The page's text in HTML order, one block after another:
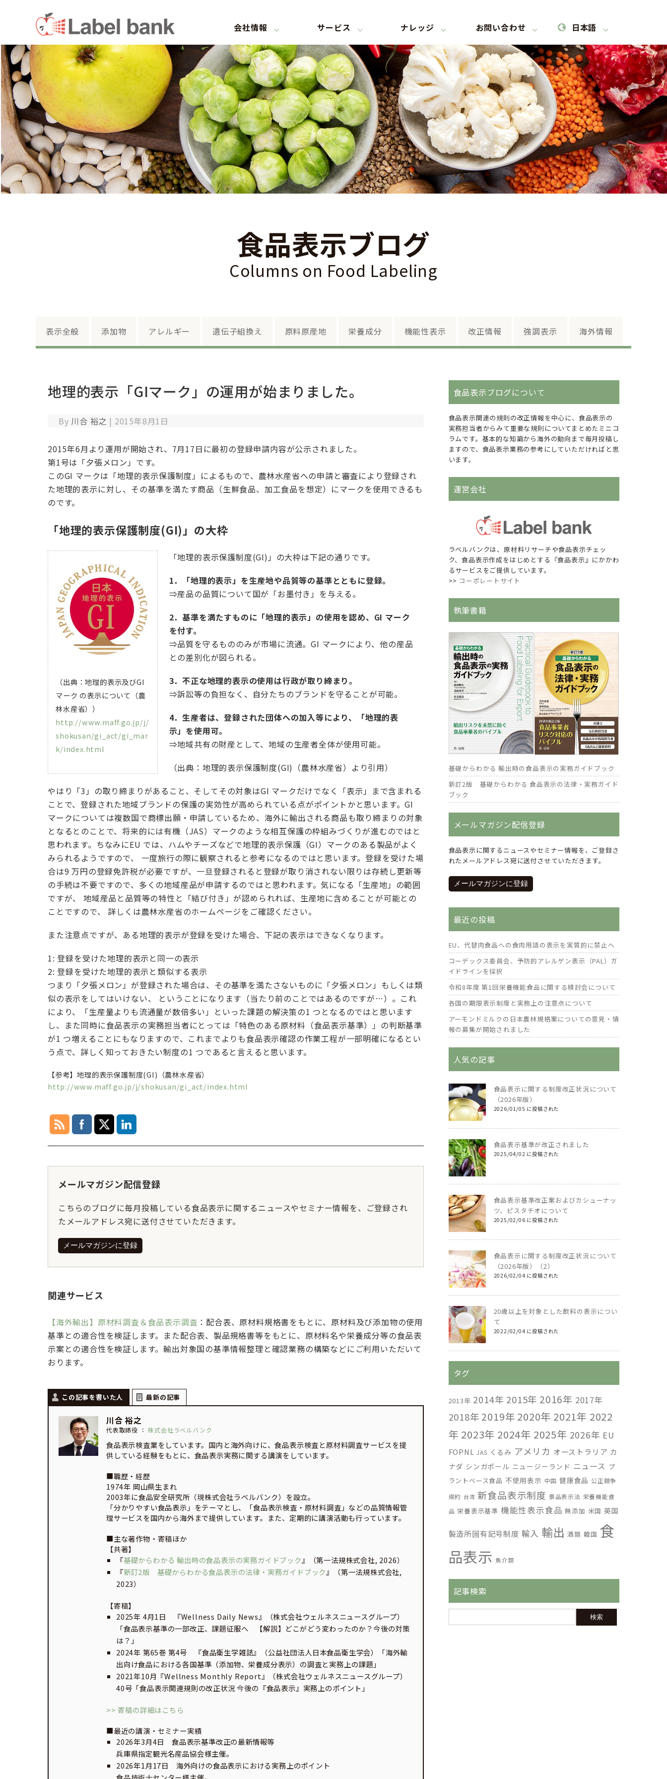
会社情報 サービス ナレッジ お問い合わせ 日本語
食品表示ブログ
Columns on Food Labeling
表示全般 添加物 アレルギー 遺伝子組換え 原料原産地 栄養成分 機能性表示 改正情報 強調表示 海外情報
地理的表示「GIマーク」の運用が始まりました。
By 川合 裕之 | 2015年8月1日
2015年6月より運用が開始され、7月17日に最初の登録申請内容が公示されました。
第1号は「夕張メロン」です。
このGI マークは「地理的表示保護制度」によるもので、農林水産省への申請と審査により登録され
た地理的表示に対し、その基準を満たす商品（生鮮食品、加工食品を想定）にマークを使用できるも
のです。
「地理的表示保護制度(GI)」の大枠
（出典：地理的表示及びGI
マーク の表示について（農
林水産省））
http://www.maff.go.jp/j/
shokusan/gi_act/gi_mar
k/index.html
「地理的表示保護制度(GI)」の大枠は下記の通りです。
1．「地理的表示」を生産地や品質等の基準とともに登録。
⇒産品の品質について国が「お墨付き」を与える。
2．基準を満たすものに「地理的表示」の使用を認め、GI マーク
を付す。
⇒品質を守るもののみが市場に流通。GI マークにより、他の産品
との差別化が図られる。
3．不正な地理的表示の使用は行政が取り締まり。
⇒訴訟等の負担なく、自分たちのブランドを守ることが可能。
4．生産者は、登録された団体への加入等により、「地理的表
示」を使用可。
⇒地域共有の財産として、地域の生産者全体が使用可能。
（出典：地理的表示保護制度(GI)（農林水産省）より引用）
やはり「3」の取り締まりがあること、そしてその対象はGI マークだけでなく「表示」まで含まれる
ことで、登録された地域ブランドの保護の実効性が高められている点がポイントかと思います。GI
マークについては複数国で商標出願・申請しているため、海外に輸出される商品も取り締まりの対象
となるとのことで、将来的には有機（JAS）マークのような相互保護の枠組みづくりが進むのではと
思われます。ちなみにEU では、ハムやチーズなどで地理的表示保護（GI）マークのある製品がよく
みられるようですので、 一度旅行の際に観察されると参考になるのではと思います。登録を受けた場
合は9 万円の登録免許税が必要ですが、一旦登録されると登録が取り消されない限りは存続し更新等
の手続は不要ですので、多くの地域産品が申請するのではと思われます。気になる「生産地」の範囲
ですが、 地域産品と品質等の特性と「結び付き」が認められれば、生産地に含めることが可能との
ことですので、 詳しくは農林水産省のホームページをご確認ください。
また注意点ですが、ある地理的表示が登録を受けた場合、下記の表示はできなくなります。
1: 登録を受けた地理的表示と同一の表示
2: 登録を受けた地理的表示と類似する表示
つまり「夕張メロン」が登録された場合は、その基準を満たさないものに「夕張メロン」もしくは類
似の表示をしてはいけない、 ということになります（当たり前のことではあるのですが…）。これ
により、「生産量よりも流通量が数倍多い」といった課題の解決策の1 つとなるのではと思います
し、また同時に食品表示の実務担当者にとっては「特色のある原材料（食品表示基準）」の判断基準
が1 つ増えることにもなりますので、これまでよりも食品表示確認の作業工程が一部明確になるとい
う点で、詳しく知っておきたい制度の1 つであると言えると思います。
【参考】地理的表示保護制度(GI)（農林水産省）
http://www.maff.go.jp/j/shokusan/gi_act/index.html
メールマガジン配信登録
こちらのブログに毎月投稿している食品表示に関するニュースやセミナー情報を、ご登録され
たメールアドレス宛に送付させていただきます。
メールマガジンに登録
関連サービス
【海外輸出】原材料調査＆食品表示調査 ：配合表、原材料規格書をもとに、原材料及び添加物の使用
基準との適合性を検証します。また配合表、製品規格書等をもとに、原材料名や栄養成分等の食品表
示案との適合性を検証します。輸出対象国の基準情報整理と確認業務の構築などにご利用いただいて
おります。
この記事を書いた人 最新の記事
川合 裕之
代表取締役 ：株式会社ラベルバンク
食品表示検査業をしています。国内と海外向けに、食品表示検査と原材料調査サービスを提
供している経験をもとに、食品表示実務に関する講演をしています。
■職歴・経歴
1974年 岡山県生まれ
2003年に食品安全研究所（現株式会社ラベルバンク）を設立。
「分かりやすい食品表示」をテーマとし、「食品表示検査・原材料調査」などの品質情報管
理サービスを国内から海外まで提供しています。また、定期的に講演活動も行っています。
■主な著作物・寄稿ほか
【共著】
『基礎からわかる 輸出時の食品表示の実務ガイドブック 』（第一法規株式会社, 2026）
『新訂2版 基礎からわかる食品表示の法律・実務ガイドブック 』（第一法規株式会社,
2023）
【寄稿】
2025年 4月1日 『Wellness Daily News』（株式会社ウェルネスニュースグループ）
「食品表示基準の一部改正、課題征服へ 【解説】どこがどう変わったのか？今後の対策
は？」
2024年 第65巻 第4号 『食品衛生学雑誌』（公益社団法人日本食品衛生学会）「海外輸
出向け食品における各国基準（添加物、栄養成分表示）の調査と実務上の課題」
2021年10月『Wellness Monthly Report』（株式会社ウェルネスニュースグループ）
40号「食品表示関連規則の改正状況 今後の『食品表示』実務上のポイント」
>> 寄稿の詳細はこちら
■最近の講演・セミナー実績
2026年3月4日 食品表示基準改正の最新情報等
兵庫県指定観光名産品協会様主催。
2026年1月17日 海外向けの食品表示における実務上のポイント
食品表示ブログについて
食品表示関連の規則の改正情報を中心に、食品表示の
実務担当者からみて重要な規則についてまとめたミニコ
ラムです。基本的な知識から海外の動向まで毎月投稿し
ますので、食品表示業務の参考にしていただければと思
います。
運営会社
ラベルバンクは、原材料リサーチや食品表示チェッ
ク、食品表示作成をはじめとする『食品表示』にかかわ
るサービスをご提供しています。
>> コーポレートサイト
執筆書籍
基礎からわかる 輸出時の食品表示の実務ガイドブック
新訂2版 基礎からわかる 食品表示の法律・実務ガイド
ブック
メールマガジン配信登録
食品表示に関するニュースやセミナー情報を、ご登録さ
れたメールアドレス宛に送付させていただきます。
メールマガジンに登録
最近の投稿
EU、代替肉食品への食肉用語の表示を実質的に禁止へ
コーデックス委員会、予防的アレルゲン表示（PAL）ガ
イドラインを採択
令和8年度 第1回栄養機能食品に関する検討会について
各国の期限表示制度と実務上の注意点について
アーモンドミルクの日本農林規格案についての意見・情
報の募集が開始されました
人気の記事
食品表示に関する制度改正状況について
（2026年版）
2026/01/05 に投稿された
食品表示基準が改正されました
2025/04/02 に投稿された
食品表示基準改正案およびカシューナッ
ツ、ピスタチオについて
2025/02/06 に投稿された
食品表示に関する制度改正状況について
（2026年版）（2）
2026/02/04 に投稿された
20歳以上を対象とした飲料の表示につい
て
2022/02/04 に投稿された
タグ
2013年 2014年 2015年 2016年 2017年
2018年 2019年 2020年 2021年 2022
年 2023年 2024年 2025年 2026年 EU
FOPNL JAS くるみ アメリカ オーストラリア カ
ナダ シンガポール ニュージーランド ニュース プ
ラントベース食品 不使用表示 中国 健康食品 公正競争
規約 台湾 新食品表示制度 景品表示法 栄養機能食
品 栄養表示基準 機能性表示食品 無添加 米国 英国
製造所固有記号制度 輸入 輸出 酒類 韓国 食
品表示 魚介類
記事検索